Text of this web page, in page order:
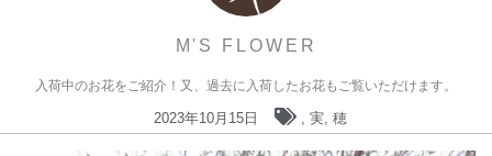
M'S FLOWER
入荷中のお花をご紹介！又、過去に入荷したお花もご覧いただけます。
2023年10月15日 , 実, 穂